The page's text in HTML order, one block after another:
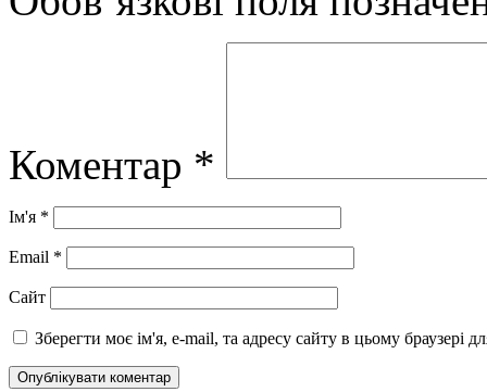
Коментар *
Ім'я *
Email *
Сайт
Зберегти моє ім'я, e-mail, та адресу сайту в цьому браузері